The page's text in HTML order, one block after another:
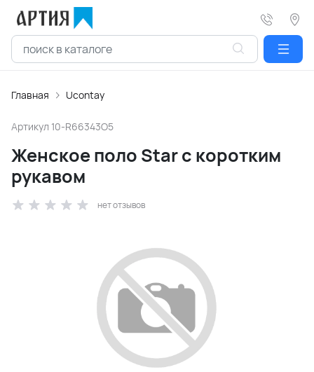
Главная Ucontay
Артикул 10-R66343O5
Женское поло Star с коротким
рукавом
нет отзывов